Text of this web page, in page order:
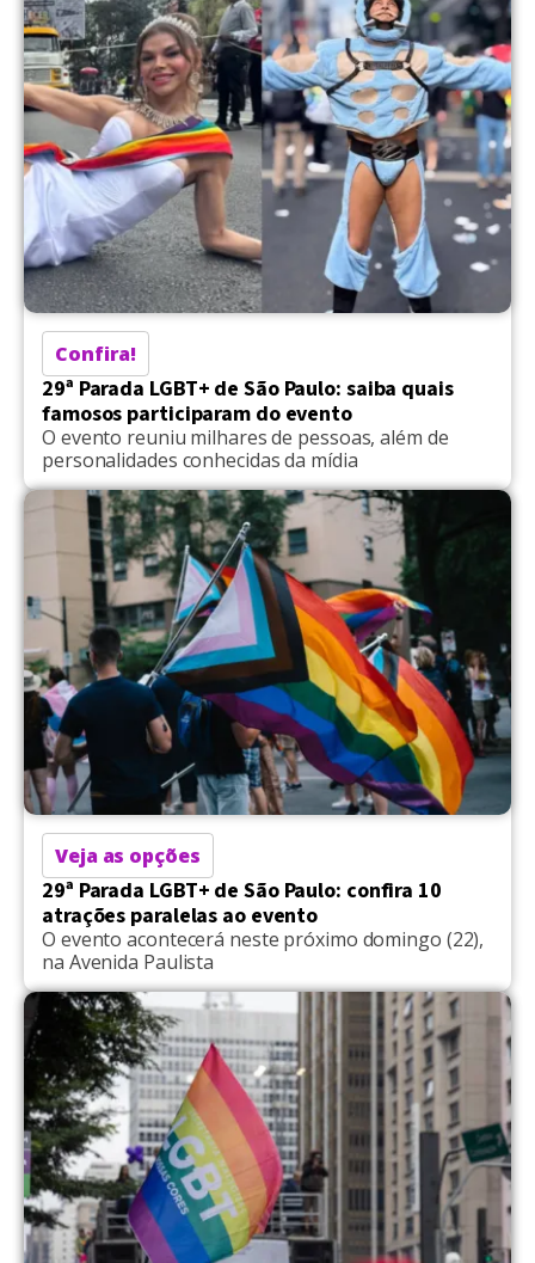
apontou que mais da metade do público é
composto por pessoas […]
Confira!
29ª Parada LGBT+ de São Paulo: saiba quais
famosos participaram do evento
O evento reuniu milhares de pessoas, além de
personalidades conhecidas da mídia
Veja as opções
29ª Parada LGBT+ de São Paulo: confira 10
atrações paralelas ao evento
O evento acontecerá neste próximo domingo (22),
na Avenida Paulista